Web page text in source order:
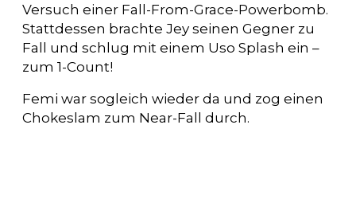
Versuch einer Fall-From-Grace-Powerbomb.
Stattdessen brachte Jey seinen Gegner zu
Fall und schlug mit einem Uso Splash ein –
zum 1-Count!
Femi war sogleich wieder da und zog einen
Chokeslam zum Near-Fall durch.